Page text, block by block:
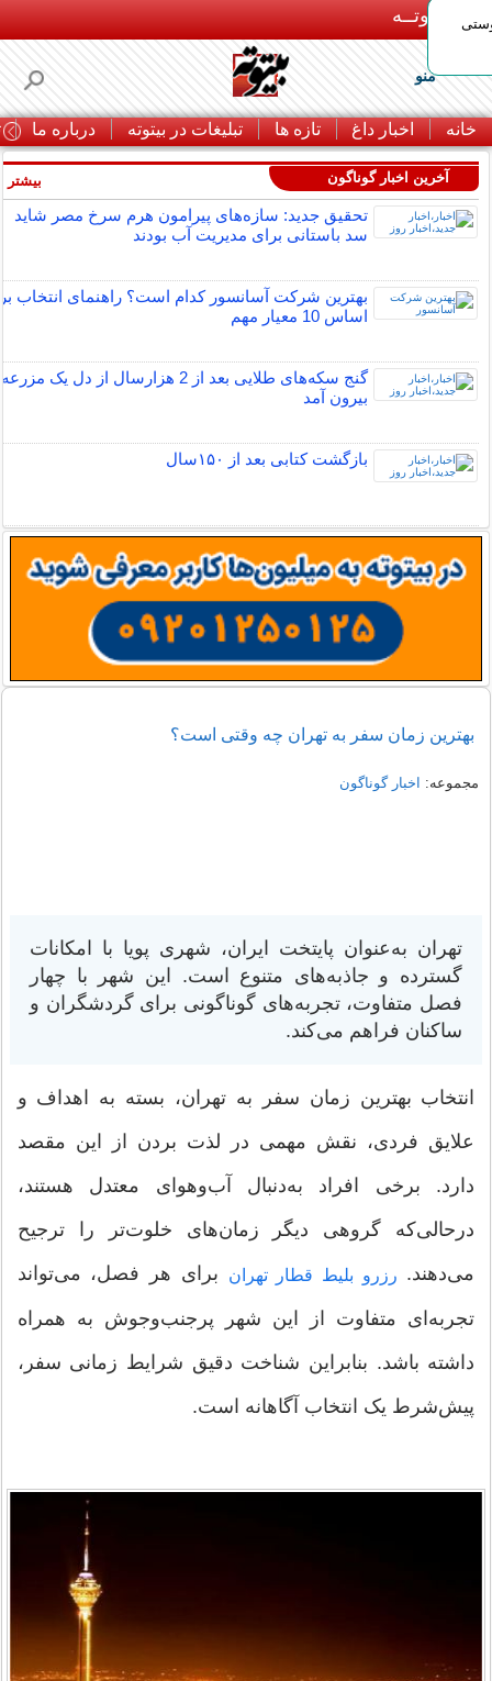
بـیتوتــه
منو
خانه اخبار داغ تازه ها تبلیغات در بیتوته درباره ما
آخرین اخبار گوناگون
تحقیق جدید: سازه‌های پیرامون هرم سرخ مصر شاید
سد باستانی برای مدیریت آب بودند
بهترین شرکت آسانسور کدام است؟ راهنمای انتخاب
اساس 10 معیار مهم
گنج سکه‌های طلایی بعد از 2 هزارسال از دل یک مزرعه
بیرون آمد
بازگشت کتابی بعد از ۱۵۰سال
بیشتر
بهترین زمان سفر به تهران چه وقتی است؟
مجموعه: اخبار گوناگون
تهران به‌عنوان پایتخت ایران، شهری پویا با امکانات
گسترده و جاذبه‌های متنوع است. این شهر با چهار
فصل متفاوت، تجربه‌های گوناگونی برای گردشگران و
ساکنان فراهم می‌کند.
انتخاب بهترین زمان سفر به تهران، بسته به اهداف و
علایق فردی، نقش مهمی در لذت بردن از این مقصد
دارد. برخی افراد به‌دنبال آب‌وهوای معتدل هستند،
درحالی‌که گروهی دیگر زمان‌های خلوت‌تر را ترجیح
می‌دهند. رزرو بلیط قطار تهران برای هر فصل، می‌تواند
تجربه‌ای متفاوت از این شهر پرجنب‌وجوش به همراه
داشته باشد. بنابراین شناخت دقیق شرایط زمانی سفر،
پیش‌شرط یک انتخاب آگاهانه است.